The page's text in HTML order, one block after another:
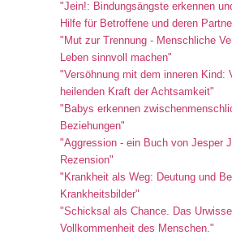
"Jein!: Bindungsängste erkennen
Hilfe für Betroffene und deren
"Mut zur Trennung - Menschliche
Leben sinnvoll machen"
"Versöhnung mit dem inneren Kind:
heilenden Kraft der Achtsamkeit"
"Babys erkennen
Beziehungen"
"Aggression - ein Buch von Jesper
Rezension"
"Krankheit als Weg: Deutung und
Krankheitsbilder"
"Schicksal als Chance. Das
Vollkommenheit des Menschen."